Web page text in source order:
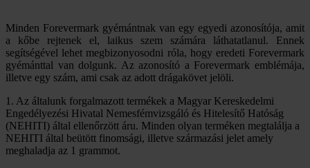
Minden Forevermark gyémántnak van egy egyedi azonosítója, amit
a kőbe rejtenek el, laikus szem számára láthatatlanul. Ennek
segítségével lehet megbizonyosodni róla, hogy eredeti Forevermark
gyémánttal van dolgunk. Az azonosító a Forevermark emblémája,
illetve egy szám, ami csak az adott drágakövet jelöli.
1. Az általunk forgalmazott termékek a Magyar Kereskedelmi
Engedélyezési Hivatal Nemesfémvizsgáló és Hitelesítő Hatóság
(NEHITI) által ellenőrzött áru. Minden olyan terméken megtalálja a
NEHITI által beütött finomsági, illetve származási jelet amely
meghaladja az 1 grammot.